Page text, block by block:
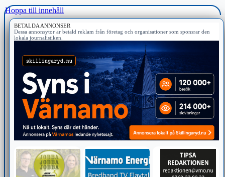
Hoppa till innehåll
BETALDA ANNONSER
Dessa annonsytor är betald reklam från företag och organisationer som sponsrar den
lokala journalistiken.